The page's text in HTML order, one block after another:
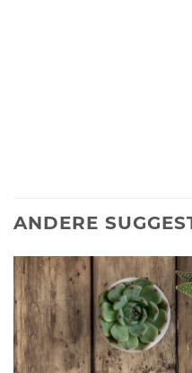
ANDERE